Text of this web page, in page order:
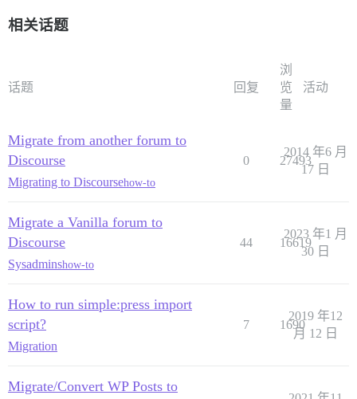
相关话题
话题 回复
浏
览
量
活动
Migrate from another forum to
Discourse
Migrating to Discoursehow-to
0 27493
2014 年6 月
17 日
Migrate a Vanilla forum to
Discourse
Sysadminshow-to
44 16619
2023 年1 月
30 日
How to run simple:press import
script?
Migration
7 1690
2019 年12
月 12 日
Migrate/Convert WP Posts to